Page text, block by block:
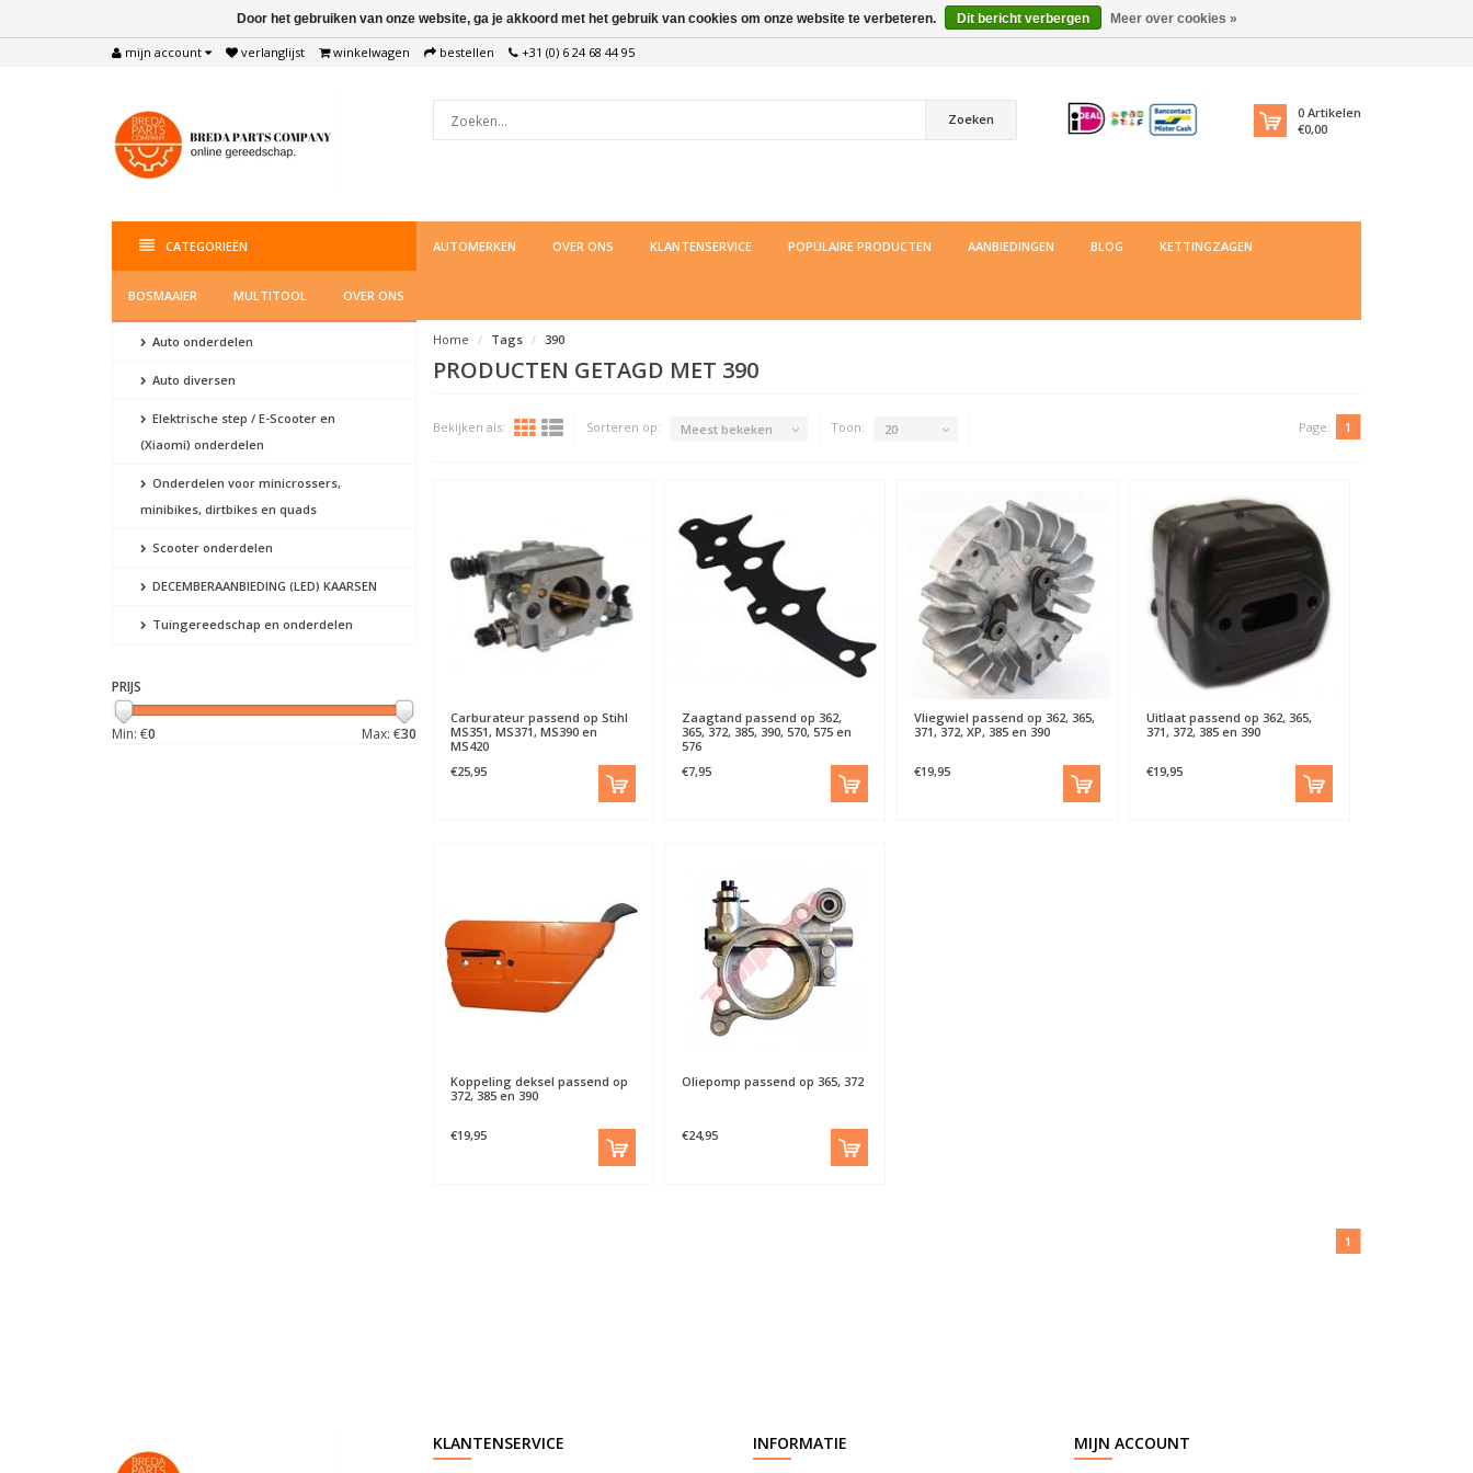
mijn account verlanglijst winkelwagen bestellen +31 (0) 6 24 68 44 95
Zoeken 0 Artikelen
€0,00
CATEGORIEËN AUTOMERKEN OVER ONS KLANTENSERVICE POPULAIRE PRODUCTEN AANBIEDINGEN BLOG KETTINGZAGEN
BOSMAAIER MULTITOOL OVER ONS
Auto onderdelen
Auto diversen
Elektrische step / E-Scooter en
(Xiaomi) onderdelen
Onderdelen voor minicrossers,
minibikes, dirtbikes en quads
Scooter onderdelen
DECEMBERAANBIEDING (LED) KAARSEN
Tuingereedschap en onderdelen
PRIJS
Min: €0 Max: €30
Home Tags 390
PRODUCTEN GETAGD MET 390
Bekijken als: Sorteren op: Meest bekeken Toon: 20 Page: 1
Carburateur passend op Stihl
MS351, MS371, MS390 en
MS420
€25,95
Zaagtand passend op 362,
365, 372, 385, 390, 570, 575 en
576
€7,95
Vliegwiel passend op 362, 365,
371, 372, XP, 385 en 390
€19,95
Uitlaat passend op 362, 365,
371, 372, 385 en 390
€19,95
Koppeling deksel passend op
372, 385 en 390
€19,95
Oliepomp passend op 365, 372
€24,95
1
KLANTENSERVICE INFORMATIE MIJN ACCOUNT
Door het gebruiken van onze website, ga je akkoord met het gebruik van cookies om onze website te verbeteren. Dit bericht verbergen Meer over cookies »